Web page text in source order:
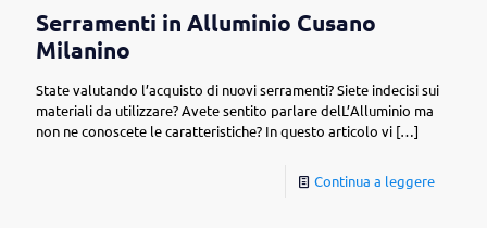
Serramenti in Alluminio Cusano
Milanino
State valutando l’acquisto di nuovi serramenti? Siete indecisi sui
materiali da utilizzare? Avete sentito parlare delL’Alluminio ma
non ne conoscete le caratteristiche? In questo articolo vi […]
Continua a leggere